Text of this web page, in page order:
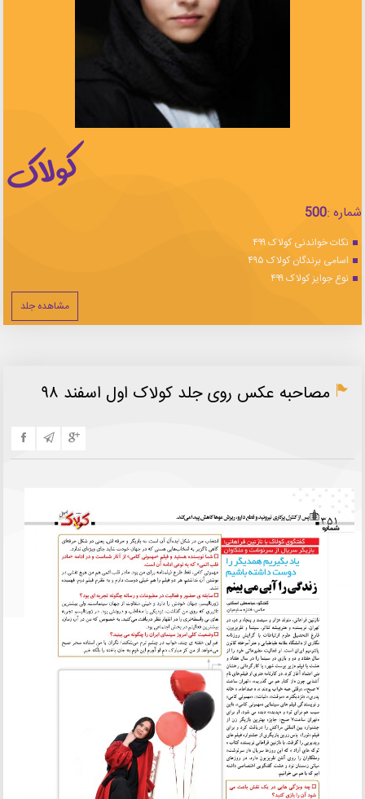
شماره :500
نکات خواندنی کولاک ۴۹۹
اسامی برندگان کولاک ۴۹۵
نوع جوایز کولاک ۴۹۹
مشاهده جلد
مصاحبه عکس روی جلد کولاک اول اسفند ۹۸